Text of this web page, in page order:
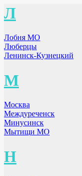
Л
Лобня МО
Люберцы
Ленинск-Кузнецкий
М
Москва
Междуреченск
Минусинск
Мытищи МО
Н